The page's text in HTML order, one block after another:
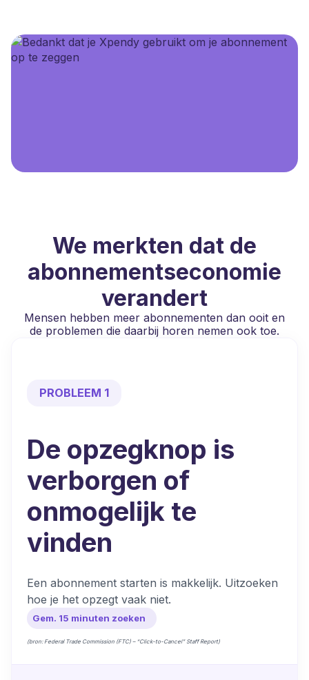
We merkten dat de
abonnementseconomie
verandert
Mensen hebben meer abonnementen dan ooit en
de problemen die daarbij horen nemen ook toe.
PROBLEEM 1
De opzegknop is
verborgen of
onmogelijk te
vinden
Een abonnement starten is makkelijk. Uitzoeken
hoe je het opzegt vaak niet.
Gem. 15 minuten zoeken
(bron: Federal Trade Commission (FTC) – “Click-to-Cancel” Staff Report)